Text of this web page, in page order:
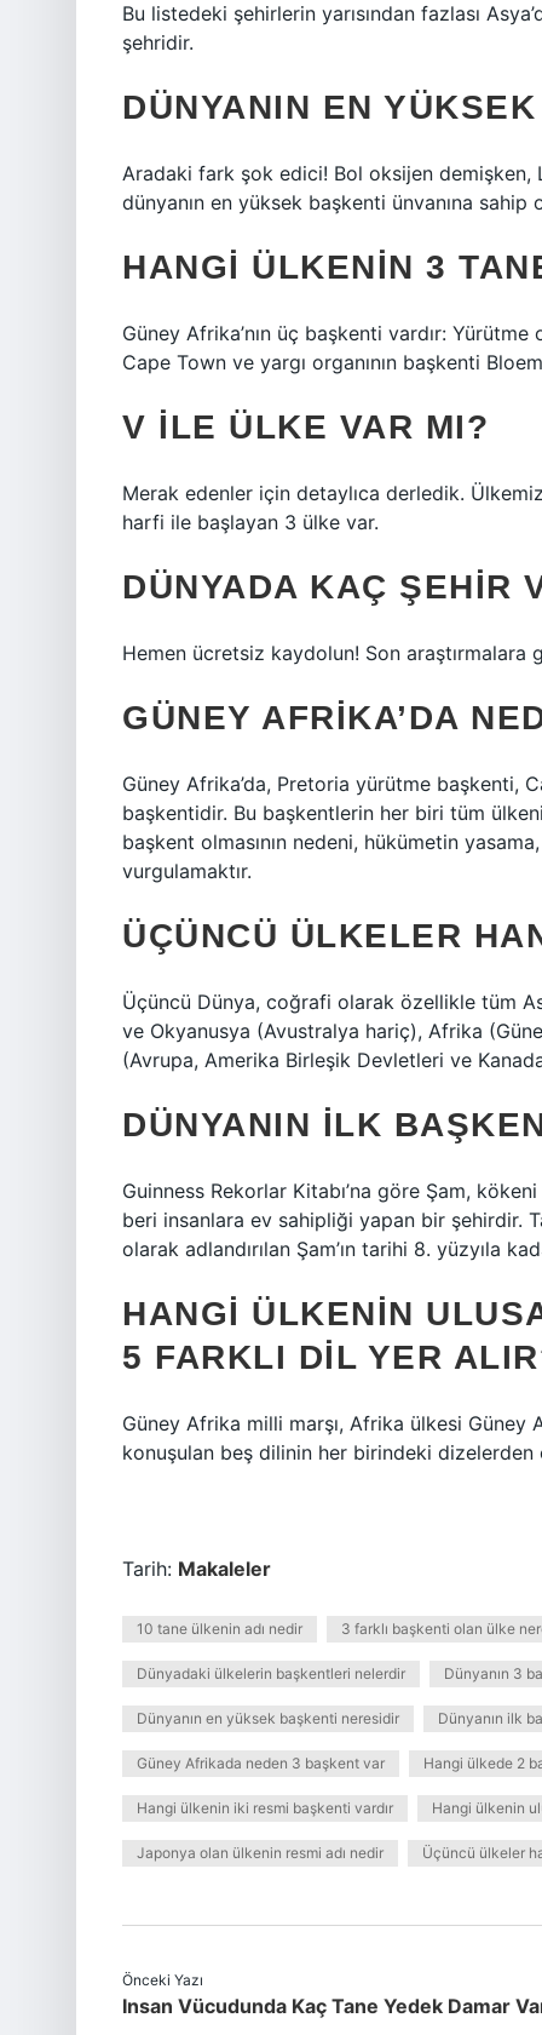
Bu listedeki şehirlerin yarısından fazlası
şehridir.
DÜNYANIN EN
Aradaki fark şok edici! Bol oksijen demişken,
dünyanın en yüksek başkenti ünvanına sahip
HANGI ÜLKENIN 3
Güney Afrika’nın üç başkenti vardır:
Cape Town ve yargı organının başkenti
V ILE ÜLKE VAR MI?
Merak edenler için detaylıca derledik.
harfi ile başlayan 3 ülke var.
DÜNYADA KAÇ ŞEHIR
Hemen ücretsiz kaydolun! Son araştırmalara
GÜNEY AFRIKA’DA
Güney Afrika’da, Pretoria yürütme başkenti,
başkentidir. Bu başkentlerin her biri tüm
başkent olmasının nedeni, hükümetin
vurgulamaktır.
ÜÇÜNCÜ ÜLKELER
Üçüncü Dünya, coğrafi olarak özellikle tüm
ve Okyanusya (Avustralya hariç), Afrika
(Avrupa, Amerika Birleşik Devletleri ve
DÜNYANIN ILK
Guinness Rekorlar Kitabı’na göre Şam,
beri insanlara ev sahipliği yapan bir şehirdir.
olarak adlandırılan Şam’ın tarihi 8. yüzyıla
HANGI ÜLKENIN
5 FARKLI DIL YER
Güney Afrika milli marşı, Afrika ülkesi Güney
konuşulan beş dilinin her birindeki dizelerden
Tarih: Makaleler
10 tane ülkenin adı nedir 3 farklı başkenti olan ülke
Dünyadaki ülkelerin başkentleri nelerdir Dünyanın 3
Dünyanın en yüksek başkenti neresidir Dünyanın ilk
Güney Afrikada neden 3 başkent var Hangi ülkede 2
Hangi ülkenin iki resmi başkenti vardır Hangi ülkenin
Japonya olan ülkenin resmi adı nedir Üçüncü ülkeler
Önceki Yazı
Insan Vücudunda Kaç Tane Yedek Damar